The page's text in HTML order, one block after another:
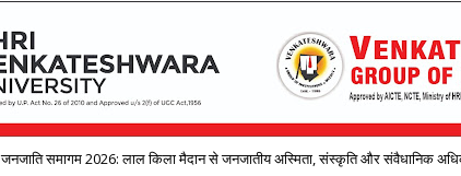
जनजाति समागम 2026: लाल किला मैदान से जनजातीय अस्मिता, संस्कृति और संवैधानिक